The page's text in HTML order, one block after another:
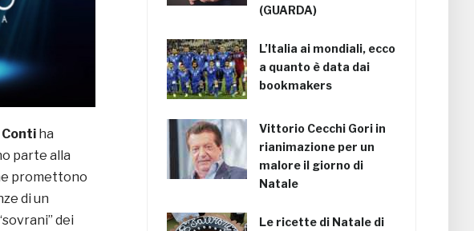
Conti ha
parte alla
promettono
di un
dei
(GUARDA)
L’Italia ai mondiali, ecco
a quanto è data dai
bookmakers
Vittorio Cecchi Gori in
rianimazione per un
malore il giorno di
Natale
Le ricette di Natale di